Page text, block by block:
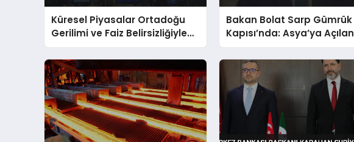
Küresel Piyasalar Ortadoğu
Gerilimi ve Faiz Belirsizliğiyle
Dalgalandı
Bakan Bolat Sarp Gümrük
Kapısı’nda: Asya’ya Açılan
Önemli Koridor